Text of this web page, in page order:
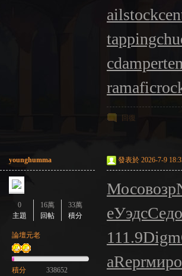
cdamper
回復
younghumma
0
主題
16萬
回帖
33萬
積分
論壇元老
積分 338652
發表於 2026-7-9
Мосовозр
eУэдсСедо
111.9Digm
aReprмиро